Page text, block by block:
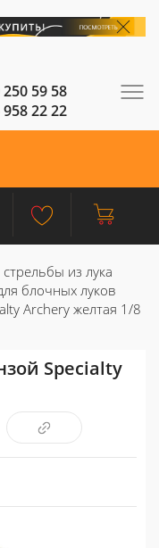
59 58
22 22
из лука
блочных луков
Archery желтая 1/8
Specialty